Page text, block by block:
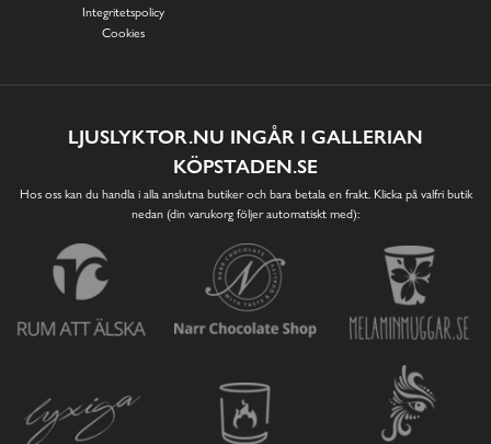
Integritetspolicy
Cookies
LJUSLYKTOR.NU INGÅR I GALLERIAN
KÖPSTADEN.SE
Hos oss kan du handla i alla anslutna butiker och bara betala en frakt. Klicka på valfri butik
nedan (din varukorg följer automatiskt med):